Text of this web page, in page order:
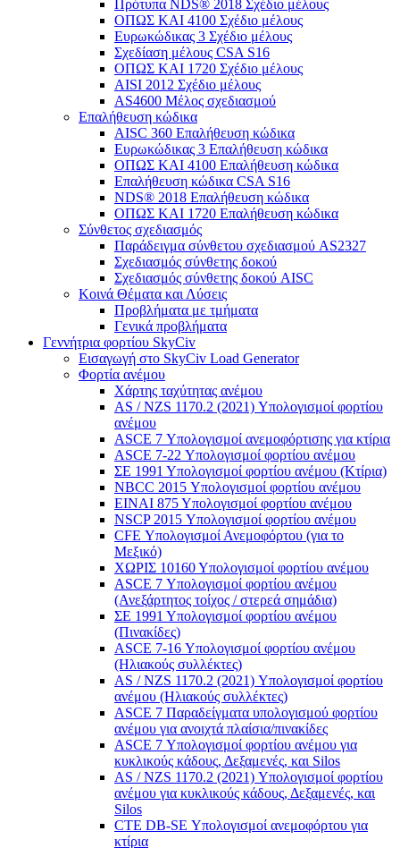
Πρότυπα NDS® 2018 Σχέδιο μέλους
ΟΠΩΣ ΚΑΙ 4100 Σχέδιο μέλους
Ευρωκώδικας 3 Σχέδιο μέλους
Σχεδίαση μέλους CSA S16
ΟΠΩΣ ΚΑΙ 1720 Σχέδιο μέλους
AISI 2012 Σχέδιο μέλους
AS4600 Μέλος σχεδιασμού
Επαλήθευση κώδικα
AISC 360 Επαλήθευση κώδικα
Ευρωκώδικας 3 Επαλήθευση κώδικα
ΟΠΩΣ ΚΑΙ 4100 Επαλήθευση κώδικα
Επαλήθευση κώδικα CSA S16
NDS® 2018 Επαλήθευση κώδικα
ΟΠΩΣ ΚΑΙ 1720 Επαλήθευση κώδικα
Σύνθετος σχεδιασμός
Παράδειγμα σύνθετου σχεδιασμού AS2327
Σχεδιασμός σύνθετης δοκού
Σχεδιασμός σύνθετης δοκού AISC
Κοινά Θέματα και Λύσεις
Προβλήματα με τμήματα
Γενικά προβλήματα
Γεννήτρια φορτίου SkyCiv
Εισαγωγή στο SkyCiv Load Generator
Φορτία ανέμου
Χάρτης ταχύτητας ανέμου
AS / NZS 1170.2 (2021) Υπολογισμοί φορτίου
ανέμου
ASCE 7 Υπολογισμοί ανεμοφόρτισης για κτίρια
ASCE 7-22 Υπολογισμοί φορτίου ανέμου
ΣΕ 1991 Υπολογισμοί φορτίου ανέμου (Κτίρια)
NBCC 2015 Υπολογισμοί φορτίου ανέμου
ΕΙΝΑΙ 875 Υπολογισμοί φορτίου ανέμου
NSCP 2015 Υπολογισμοί φορτίου ανέμου
CFE Υπολογισμοί Ανεμοφόρτου (για το
Μεξικό)
ΧΩΡΙΣ 10160 Υπολογισμοί φορτίου ανέμου
ASCE 7 Υπολογισμοί φορτίου ανέμου
(Ανεξάρτητος τοίχος / στερεά σημάδια)
ΣΕ 1991 Υπολογισμοί φορτίου ανέμου
(Πινακίδες)
ASCE 7-16 Υπολογισμοί φορτίου ανέμου
(Ηλιακούς συλλέκτες)
AS / NZS 1170.2 (2021) Υπολογισμοί φορτίου
ανέμου (Ηλιακούς συλλέκτες)
ASCE 7 Παραδείγματα υπολογισμού φορτίου
ανέμου για ανοιχτά πλαίσια/πινακίδες
ASCE 7 Υπολογισμοί φορτίου ανέμου για
κυκλικούς κάδους, Δεξαμενές, και Silos
AS / NZS 1170.2 (2021) Υπολογισμοί φορτίου
ανέμου για κυκλικούς κάδους, Δεξαμενές, και
Silos
CTE DB-SE Υπολογισμοί ανεμοφόρτου για
κτίρια